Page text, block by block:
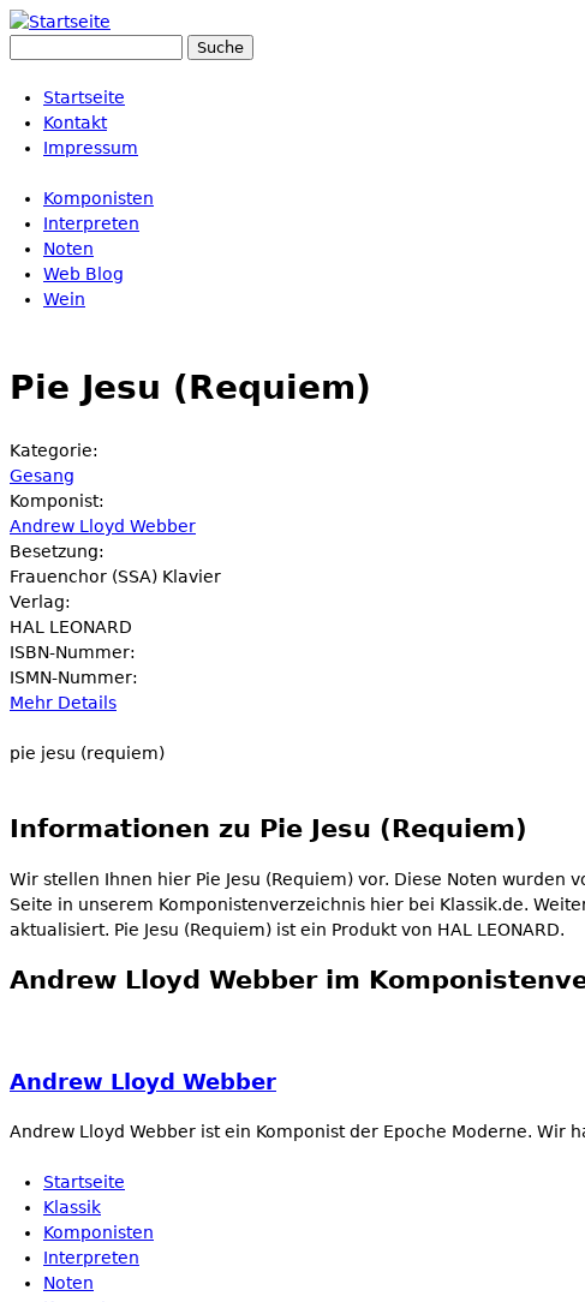
Startseite
Kontakt
Impressum
Komponisten
Interpreten
Noten
Web Blog
Wein
Pie Jesu (Requiem)
Kategorie:
Gesang
Komponist:
Andrew Lloyd Webber
Besetzung:
Frauenchor (SSA) Klavier
Verlag:
HAL LEONARD
ISBN-Nummer:
ISMN-Nummer:
Mehr Details
pie jesu (requiem)
Informationen zu Pie Jesu (Requiem)
Wir stellen Ihnen hier Pie Jesu (Requiem) vor. Diese Noten
Seite in unserem Komponistenverzeichnis hier bei Klassik.de.
aktualisiert. Pie Jesu (Requiem) ist ein Produkt von HAL LEONARD.
Andrew Lloyd Webber im
Andrew Lloyd Webber
Andrew Lloyd Webber ist ein Komponist der Epoche Moderne.
Startseite
Klassik
Komponisten
Interpreten
Noten